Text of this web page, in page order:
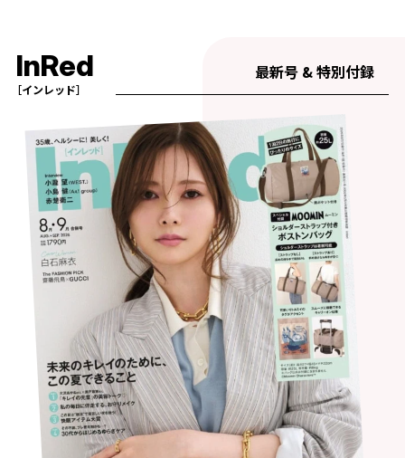
InRed
［インレッド］
最新号 & 特別付録